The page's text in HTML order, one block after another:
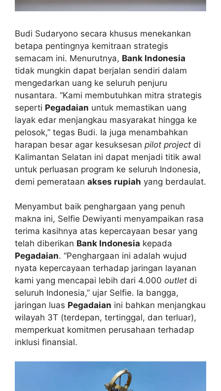
Budi Sudaryono secara khusus menekankan
betapa pentingnya kemitraan strategis
semacam ini. Menurutnya, Bank Indonesia
tidak mungkin dapat berjalan sendiri dalam
mengedarkan uang ke seluruh penjuru
nusantara. “Kami membutuhkan mitra strategis
seperti Pegadaian untuk memastikan uang
layak edar menjangkau masyarakat hingga ke
pelosok,” tegas Budi. Ia juga menambahkan
harapan besar agar kesuksesan pilot project di
Kalimantan Selatan ini dapat menjadi titik awal
untuk perluasan program ke seluruh Indonesia,
demi pemerataan akses rupiah yang berdaulat.
Menyambut baik penghargaan yang penuh
makna ini, Selfie Dewiyanti menyampaikan rasa
terima kasihnya atas kepercayaan besar yang
telah diberikan Bank Indonesia kepada
Pegadaian. “Penghargaan ini adalah wujud
nyata kepercayaan terhadap jaringan layanan
kami yang mencapai lebih dari 4.000 outlet di
seluruh Indonesia,” ujar Selfie. Ia bangga,
jaringan luas Pegadaian ini bahkan menjangkau
wilayah 3T (terdepan, tertinggal, dan terluar),
memperkuat komitmen perusahaan terhadap
inklusi finansial.